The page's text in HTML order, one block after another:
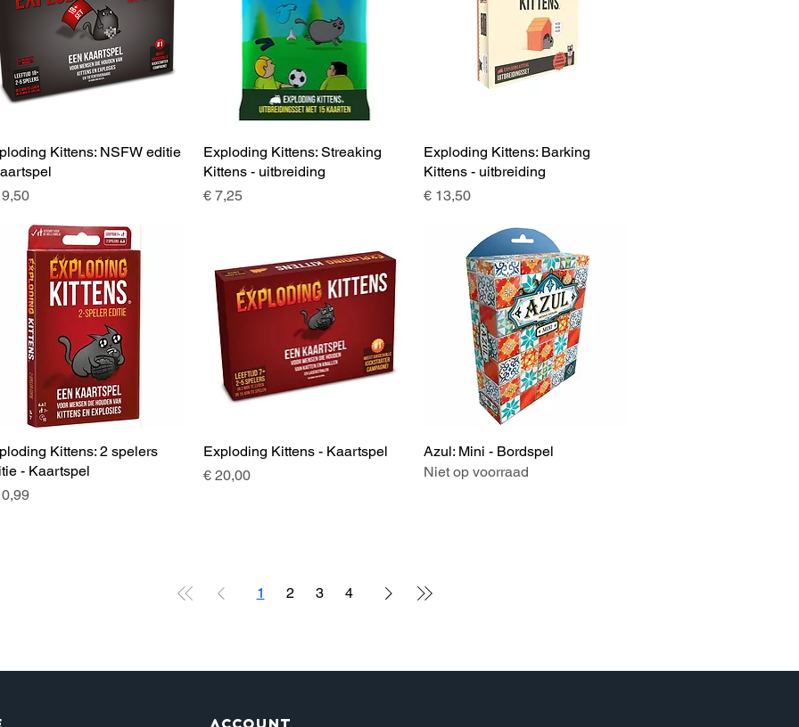
Snel overzicht
Kittens: NSFW editie
Snel overzicht
Exploding Kittens: Streaking
Kittens - uitbreiding
Prijs
€ 7,25
Snel overzicht
Exploding Kittens: Barking
Kittens - uitbreiding
Prijs
€ 13,50
Snel overzicht
Kittens: 2 spelers
- Kaartspel
Snel overzicht
Exploding Kittens - Kaartspel
Prijs
€ 20,00
Snel overzicht
Azul: Mini - Bordspel
Niet op voorraad
1 2 3 4
Account